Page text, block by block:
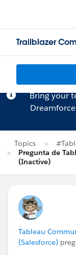
Trailblazer
Bring your
Topics
Pregunta de
(Inactive)
Tableau
(Salesforce)